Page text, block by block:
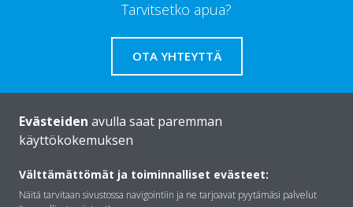
Tarvitsetko apua?
OTA YHTEYTTÄ
Daikinista
Evästeiden avulla saat paremman
käyttökokemuksen
Välttämättömät ja toiminnalliset evästeet:
Näitä tarvitaan sivustossa navigointiin ja ne tarjoavat pyytämäsi palvelut